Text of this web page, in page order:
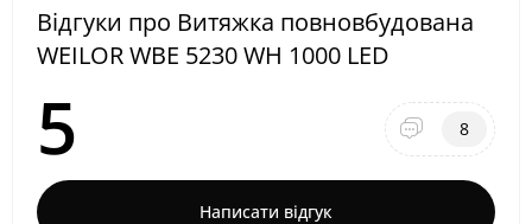
Відгуки про Витяжка повновбудована
WEILOR WBE 5230 WH 1000 LED
5 8
Написати відгук